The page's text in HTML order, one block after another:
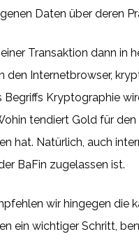
Daten über deren
Transaktion dann in
Internetbrowser,
Kryptographie
tendiert Gold für
hat. Natürlich, auch
BaFin zugelassen ist.
wir hingegen
ein wichtiger Schritt,